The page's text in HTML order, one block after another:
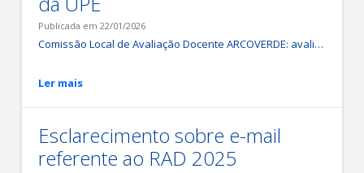
Publicada em 22/01/2026
Comissão Local de Avaliação Docente ARCOVERDE: avaliacaodocente.arcoverde@upe.br Comissão Local de Avaliação Docente CARUARU: avaliacaodocente.caruaru@upe.br Comissão Local de Avaliação Docente ESEF: avaliacaodocente.esef@upe.br Comissão Local de Avaliação Docente FCAP: avaliacaodocente.fcap@upe.br Comissão Local de Avaliação Docente FCM: avaliacaodocente.fcm@upe.br Comissão Local de Avaliação Docente FENSG: avaliacaodocente.fensg@upe.br Comissão Local de Avaliação Docente FOP: avaliacaodocente.fop@upe.br Comissão Local de Avaliação Docente GARANHUNS: avaliacaodocente.garanhuns@upe.br Comissão Local de Avaliação Docente ICB: avaliacaodocente.icb@upe.br Comissão Local de Avaliação Docente MATA NORTE: avaliacaodocente.matanorte@upe.br Comissão Local de Avaliação Docente MATA SUL: avaliacaodocente.matasul@upe.br Comissão Local de Avaliação Docente PETROLINA: avaliacaodocente.petrolina@upe.br Comissão Local de Avaliação Docente POLI: avaliacaodocente.poli@upe.br Comissão Local de Avaliação Docente SALGUEIRO: avaliacaodocente.salgueiro@upe.br Comissão Local de Avaliação Docente SERRA TALHADA: avaliacaodocente.serratalhada@upe.br
Ler mais
Esclarecimento sobre e-mail
referente ao RAD 2025